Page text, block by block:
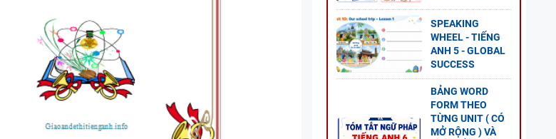
_ED - CÓ ĐÁP ÁN
MINDMAP SPEAKING - TIẾNG ANH
6 - HỌC KỲ 1 - GLOBAL SUCCESS
SPEAKING
WHEEL - TIẾNG
ANH 5 - GLOBAL
SUCCESS
BẢNG WORD
FORM THEO
TỪNG UNIT ( CÓ
MỞ RỘNG ) VÀ